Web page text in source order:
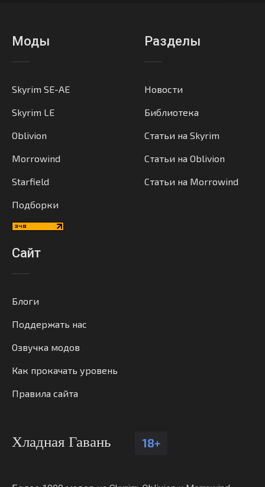
Моды
Skyrim SE-AE
Skyrim LE
Oblivion
Morrowind
Starfield
Подборки
Разделы
Новости
Библиотека
Статьи на Skyrim
Статьи на Oblivion
Статьи на Morrowind
Сайт
Блоги
Поддержать нас
Озвучка модов
Как прокачать уровень
Правила сайта
Хладная Гавань 18+